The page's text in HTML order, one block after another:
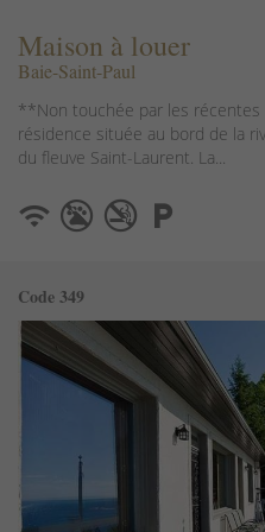
Maison à louer
Baie-Saint-Paul
**Non touchée par les
résidence située au bord de la
du fleuve Saint-Laurent. La...
Code 349